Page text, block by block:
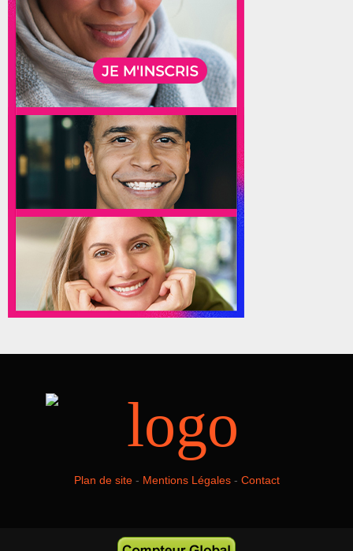
Plan de site- Mentions Légales- Contact